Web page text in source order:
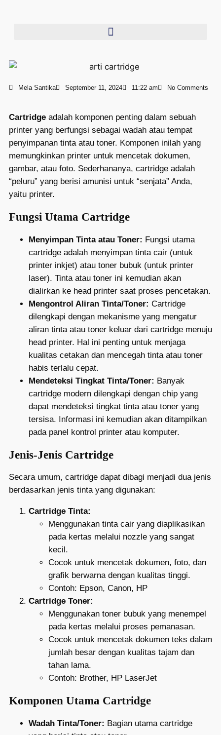
Mela Santika September 11, 2024 11:22 am No Comments
Cartridge adalah komponen penting dalam sebuah
printer yang berfungsi sebagai wadah atau tempat
penyimpanan tinta atau toner. Komponen inilah yang
memungkinkan printer untuk mencetak dokumen,
gambar, atau foto. Sederhananya, cartridge adalah
“peluru” yang berisi amunisi untuk “senjata” Anda,
yaitu printer.
Fungsi Utama Cartridge
Menyimpan Tinta atau Toner: Fungsi utama
cartridge adalah menyimpan tinta cair (untuk
printer inkjet) atau toner bubuk (untuk printer
laser). Tinta atau toner ini kemudian akan
dialirkan ke head printer saat proses pencetakan.
Mengontrol Aliran Tinta/Toner: Cartridge
dilengkapi dengan mekanisme yang mengatur
aliran tinta atau toner keluar dari cartridge menuju
head printer. Hal ini penting untuk menjaga
kualitas cetakan dan mencegah tinta atau toner
habis terlalu cepat.
Mendeteksi Tingkat Tinta/Toner: Banyak
cartridge modern dilengkapi dengan chip yang
dapat mendeteksi tingkat tinta atau toner yang
tersisa. Informasi ini kemudian akan ditampilkan
pada panel kontrol printer atau komputer.
Jenis-Jenis Cartridge
Secara umum, cartridge dapat dibagi menjadi dua jenis
berdasarkan jenis tinta yang digunakan:
Cartridge Tinta:
Menggunakan tinta cair yang diaplikasikan
pada kertas melalui nozzle yang sangat
kecil.
Cocok untuk mencetak dokumen, foto, dan
grafik berwarna dengan kualitas tinggi.
Contoh: Epson, Canon, HP
Cartridge Toner:
Menggunakan toner bubuk yang menempel
pada kertas melalui proses pemanasan.
Cocok untuk mencetak dokumen teks dalam
jumlah besar dengan kualitas tajam dan
tahan lama.
Contoh: Brother, HP LaserJet
Komponen Utama Cartridge
Wadah Tinta/Toner: Bagian utama cartridge